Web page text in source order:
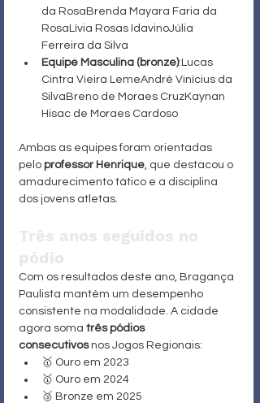
da RosaBrenda Mayara Faria da
RosaLívia Rosas IdavinoJúlia
Ferreira da Silva
Equipe Masculina (bronze):Lucas
Cintra Vieira LemeAndré Vinícius da
SilvaBreno de Moraes CruzKaynan
Hisac de Moraes Cardoso
Ambas as equipes foram orientadas
pelo professor Henrique, que destacou o
amadurecimento tático e a disciplina
dos jovens atletas.
Com os resultados deste ano, Bragança
Paulista mantém um desempenho
consistente na modalidade. A cidade
agora soma três pódios
consecutivos nos Jogos Regionais:
🥇 Ouro em 2023
🥇 Ouro em 2024
🥉 Bronze em 2025